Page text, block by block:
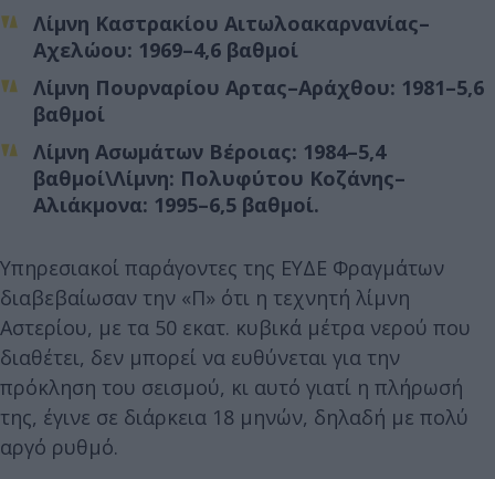
Λίμνη Καστρακίου Αιτωλοακαρνανίας–
Αχελώου: 1969–4,6 βαθμοί
Λίμνη Πουρναρίου Αρτας–Αράχθου: 1981–5,6
βαθμοί
Λίμνη Ασωμάτων Βέροιας: 1984–5,4
βαθμοί\Λίμνη: Πολυφύτου Κοζάνης–
Αλιάκμονα: 1995–6,5 βαθμοί.
Υπηρεσιακοί παράγοντες της ΕΥΔΕ Φραγμάτων
διαβεβαίωσαν την «Π» ότι η τεχνητή λίμνη
Αστερίου, με τα 50 εκατ. κυβικά μέτρα νερού που
διαθέτει, δεν μπορεί να ευθύνεται για την
πρόκληση του σεισμού, κι αυτό γιατί η πλήρωσή
της, έγινε σε διάρκεια 18 μηνών, δηλαδή με πολύ
αργό ρυθμό.